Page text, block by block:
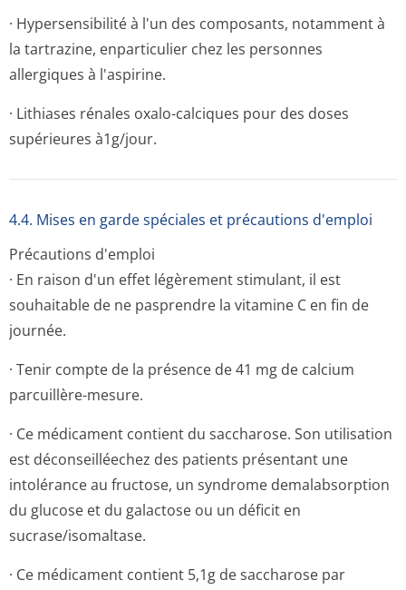
· Hypersensibilité à l'un des composants, notamment à
la tartrazine, enparticulier chez les personnes
allergiques à l'aspirine.
· Lithiases rénales oxalo-calciques pour des doses
supérieures à1g/jour.
4.4. Mises en garde spéciales et précautions d'emploi
Précautions d'emploi
· En raison d'un effet légèrement stimulant, il est
souhaitable de ne pasprendre la vitamine C en fin de
journée.
· Tenir compte de la présence de 41 mg de calcium
parcuillère-mesure.
· Ce médicament contient du saccharose. Son utilisation
est déconseilléechez des patients présentant une
intolérance au fructose, un syndrome demalabsorption
du glucose et du galactose ou un déficit en
sucrase/isomaltase.
· Ce médicament contient 5,1g de saccharose par